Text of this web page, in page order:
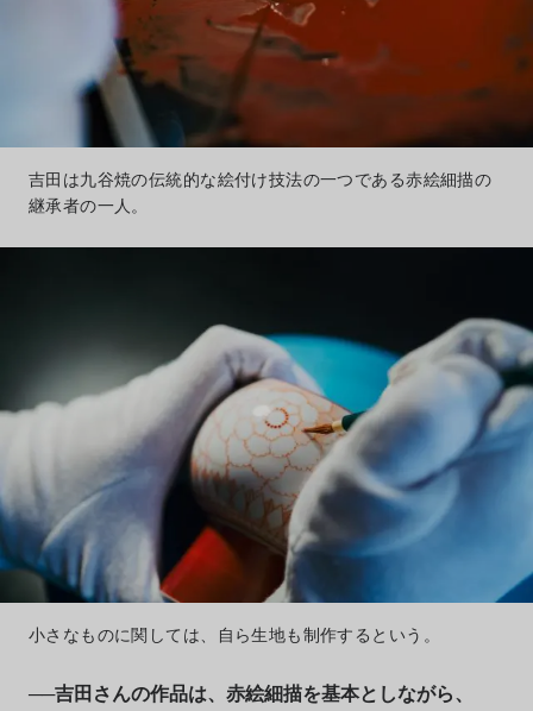
吉田は九谷焼の伝統的な絵付け技法の一つである赤絵細描の
継承者の一人。
小さなものに関しては、自ら生地も制作するという。
──吉田さんの作品は、赤絵細描を基本としながら、